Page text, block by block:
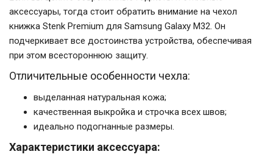
аксессуары, тогда стоит обратить внимание на чехол
книжка Stenk Premium для Samsung Galaxy M32. Он
подчеркивает все достоинства устройства, обеспечивая
при этом всестороннюю защиту.
Отличительные особенности чехла:
выделанная натуральная кожа;
качественная выкройка и строчка всех швов;
идеально подогнанные размеры.
Характеристики аксессуара: